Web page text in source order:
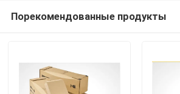
Порекомендованные продукты